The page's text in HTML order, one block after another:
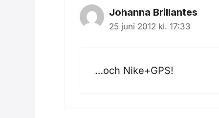
Johanna Brillantes
25 juni 2012 kl. 17:33
…och Nike+GPS!